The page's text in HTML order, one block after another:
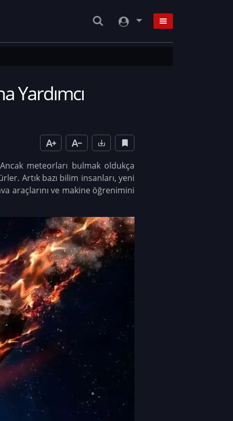
Yardımcı
meteorları bulmak oldukça
Artık bazı bilim insanları, yeni
araçlarını ve makine öğrenimini